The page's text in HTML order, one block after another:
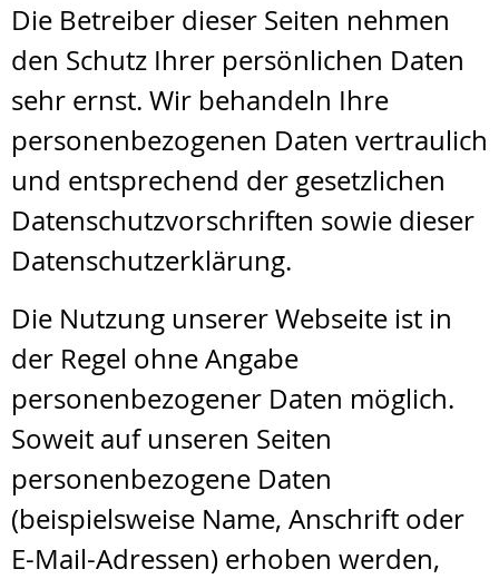
Die Betreiber dieser Seiten nehmen
den Schutz Ihrer persönlichen Daten
sehr ernst. Wir behandeln Ihre
personenbezogenen Daten vertraulich
und entsprechend der gesetzlichen
Datenschutzvorschriften sowie dieser
Datenschutzerklärung.
Die Nutzung unserer Webseite ist in
der Regel ohne Angabe
personenbezogener Daten möglich.
Soweit auf unseren Seiten
personenbezogene Daten
(beispielsweise Name, Anschrift oder
E-Mail-Adressen) erhoben werden,